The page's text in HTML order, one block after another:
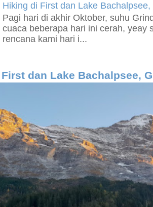
Hiking di First dan Lake
Pagi hari di akhir Oktober, suhu
cuaca beberapa hari ini cerah, yeay
rencana kami hari i...
dan Lake Bachalpsee,